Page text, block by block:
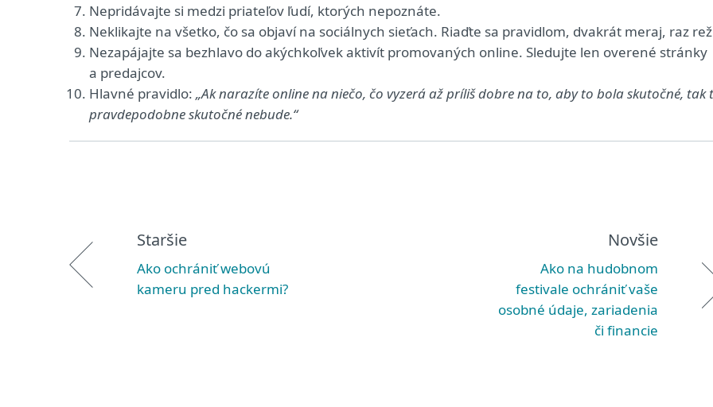
Nepridávajte si medzi priateľov ľudí, ktorých nepoznáte.
Neklikajte na všetko, čo sa objaví na sociálnych sieťach. Riaďte sa pravidlom, dvakrát meraj, raz
Nezapájajte sa bezhlavo do akýchkoľvek aktivít promovaných online. Sledujte len overené stránky
a predajcov.
Hlavné pravidlo: „Ak narazíte online na niečo, čo vyzerá až príliš dobre na to, aby to bola skutočné, tak
pravdepodobne skutočné nebude.“
Staršie
Ako ochrániť webovú
kameru pred hackermi?
Novšie
Ako na hudobnom
festivale ochrániť vaše
osobné údaje, zariadenia
či financie